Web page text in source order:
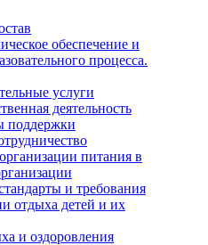
обеспечение и
процесса.
услуги
деятельность
поддержки
питания в
и требования
отдыха детей и их
и оздоровления